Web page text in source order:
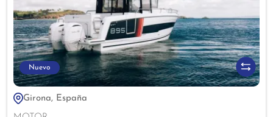
Nuevo
Girona, España